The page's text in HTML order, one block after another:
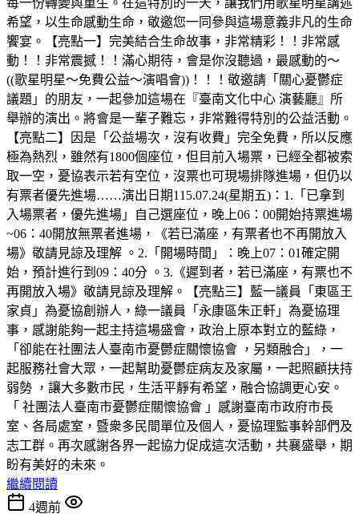
希望，以生命感動生命，敬邀您一同參與這場意義非凡的生命
饗宴。【亮點一】完美結合生命故事，非常精彩！！非常感
動！！非常震撼！！滿心期待，會是你沒聽過，最感動的～
((歌星明星～免費公益～演唱會))！！！敬邀請「關心憂鬱症
議題」的朋友，一起參加這場在『臺南文化中心 演藝廳』所
舉辦的演出。將會是一輩子難忘，非常難得特別的公益活動。
【亮點二】因是「公益場次，沒有收費」完全免費，所以反應
極為熱烈，雖然有1800個座位，但目前入場票，已經全都被索
取一空，憂協表示若有空位，沒票也可現場排隊進場，但仍以
有票者優先進場……演出日期115.07.24(星期五)：1.「已拿到
入場票者，優先進場」自己選座位，晚上06：00開始持票進場
~06：40開放無票者進場，《若已滿座，有票者也不再開放入
場》敬請見諒及理解 。2.「開場時間」：晚上07：01確定開
始，預計進行到09：40分 。3.《遲到者，若已滿座，有票也不
再開放入場》敬請見諒及理解。【亮點三】藍一議員「東區王
家貞」為憂協創辦人，綠一議員「永康區朱正軒」為憂協理
事，感謝能夠一起主持這場盛會，政治上原本對立的藍綠，
「卻能在社團法人臺南市憂鬱症關懷協會 ，另類融合」，一
起服務社會大眾，一起幫助憂鬱症病友及家屬，一起照顧扶持
弱勢 ，讓大多數市民，生活平靜有希望，融合協調更心安。
「 社團法人臺南市憂鬱症關懷協會 」感謝臺南市政府市長
室、各局處室，暨衆多民間單位及個人，憂協理監事幹部們及
志工群。再次感謝各界一起協力促成這次活動，共襄盛舉，期
盼有美好的未來。
繼續閱讀
4週前